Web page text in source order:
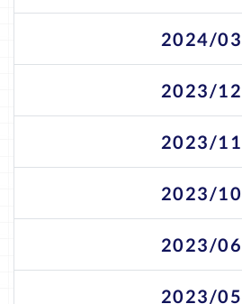
2024/03
2023/12
2023/11
2023/10
2023/06
2023/05